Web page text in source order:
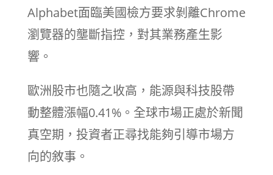
Alphabet面臨美國檢方要求剝離Chrome
瀏覽器的壟斷指控，對其業務產生影
響。
歐洲股市也隨之收高，能源與科技股帶
動整體漲幅0.41%。全球市場正處於新聞
真空期，投資者正尋找能夠引導市場方
向的敘事。